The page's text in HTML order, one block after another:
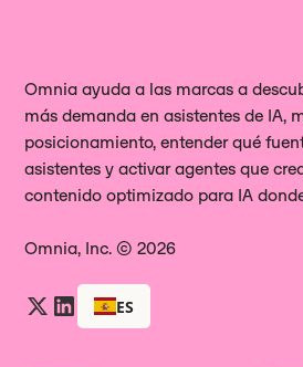
Omnia ayuda a las marcas a
más demanda en asistentes de IA,
posicionamiento, entender qué
asistentes y activar agentes que
contenido optimizado para IA
Omnia, Inc. © 2026
ES